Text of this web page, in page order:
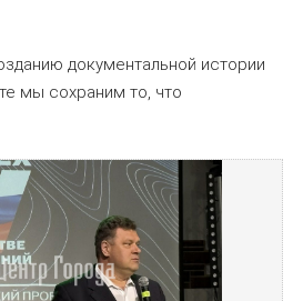
документальной истории
мы сохраним то, что